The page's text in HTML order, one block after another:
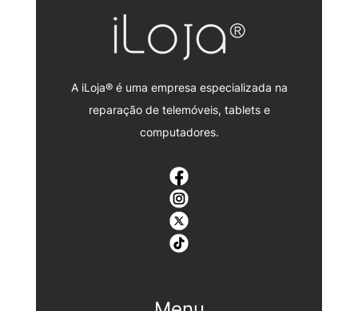
A iLoja® é uma empresa especializada na
reparação de telemóveis, tablets e
computadores.